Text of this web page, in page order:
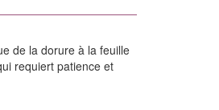
de la dorure à la feuille
requiert patience et